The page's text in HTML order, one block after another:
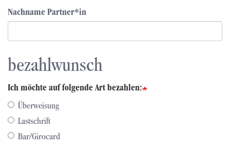
Nachname Partner*in
bezahlwunsch
Ich möchte auf folgende Art bezahlen:
Überweisung
Lastschrift
Bar/Girocard